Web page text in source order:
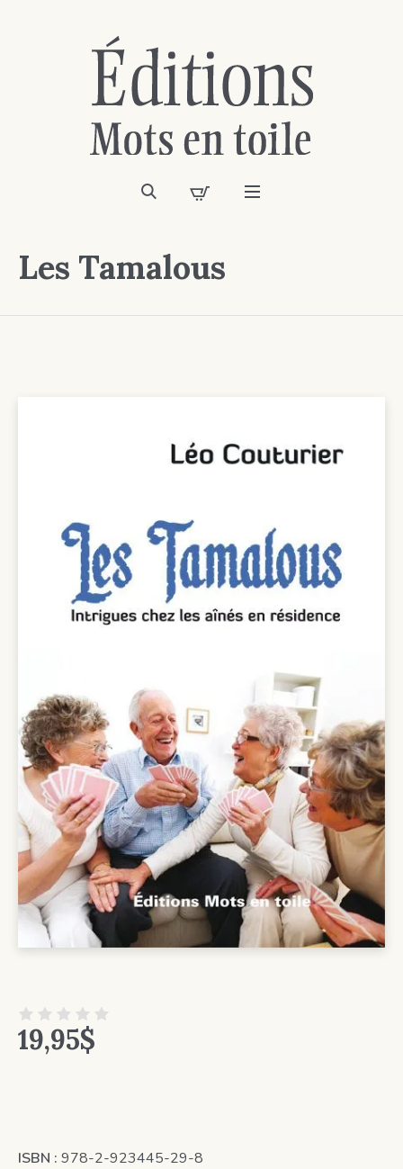
Les Tamalous
19,95$
ISBN : 978-2-923445-29-8